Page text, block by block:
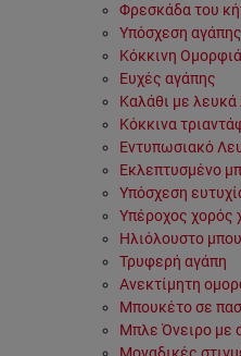
Φρεσκάδα του
Υπόσχεση αγάπης
Κόκκινη
Ευχές αγάπης
Καλάθι με λευκά
Κόκκινα
Εντυπωσιακό
Εκλεπτυσμένο
Υπόσχεση
Υπέροχος
Ηλιόλουστο
Τρυφερή αγάπη
Ανεκτίμητη
Μπουκέτο σε
Μπλε Όνειρο με